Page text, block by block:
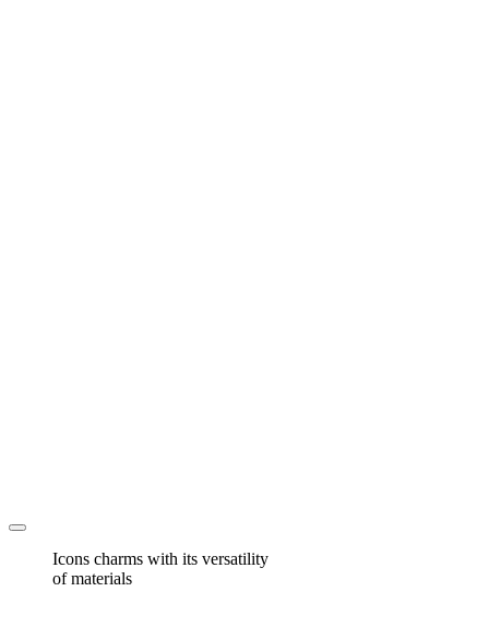
Icons charms with its versatility
of materials